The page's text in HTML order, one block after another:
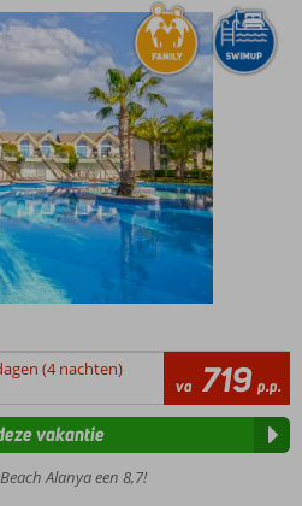
(4 nachten)
va 719 p.p.
Alanya een 8,7!
vakantie